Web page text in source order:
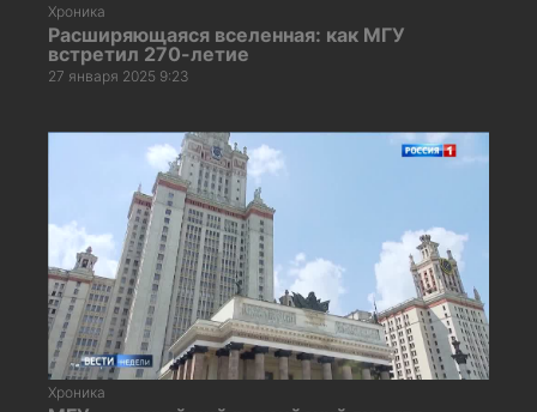
Хроника
Расширяющаяся вселенная: как МГУ
встретил 270-летие
27 января 2025 9:23
Хроника